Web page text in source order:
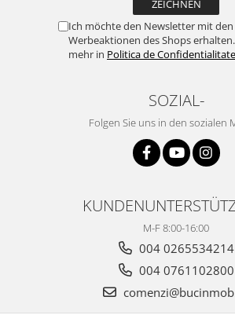
Ich möchte den Newsletter mit den
Werbeaktionen des Shops
mehr in Politica de Confidentialitate
SOZIAL-
Folgen Sie uns in den sozialen
M-F 8:00-16:00
004 0265534214
004 0761102800